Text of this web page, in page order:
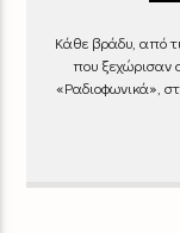
Κάθε βράδυ, από
που ξεχώρισαν
«Ραδιοφωνικά»,